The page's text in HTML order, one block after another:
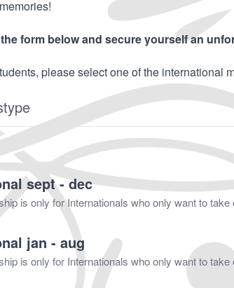
form below and secure yourself an
please select one of the international
sept - dec
is only for Internationals who only want to
jan - aug
is only for Internationals who only want to